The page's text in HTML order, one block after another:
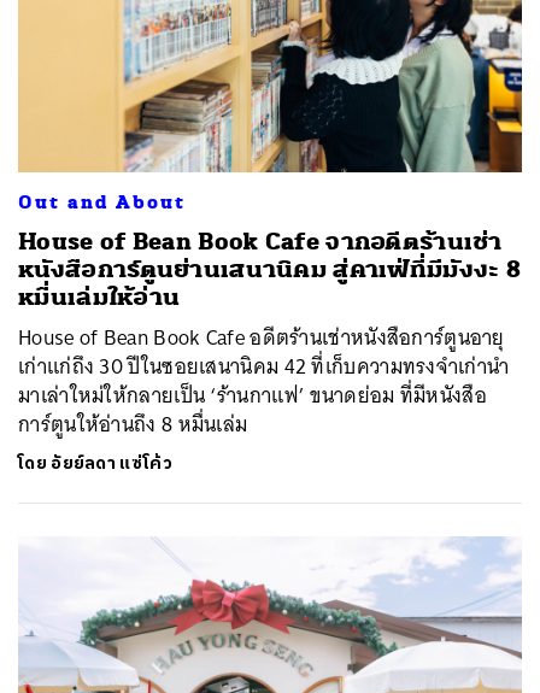
Out and About
House of Bean Book Cafe จากอดีตร้านเช่า
หนังสือการ์ตูนย่านเสนานิคม สู่คาเฟ่ที่มีมังงะ 8
หมื่นเล่มให้อ่าน
House of Bean Book Cafe อดีตร้านเช่าหนังสือการ์ตูนอายุ
เก่าแก่ถึง 30 ปีในซอยเสนานิคม 42 ที่เก็บความทรงจำเก่านำ
มาเล่าใหม่ให้กลายเป็น ‘ร้านกาแฟ’ ขนาดย่อม ที่มีหนังสือ
การ์ตูนให้อ่านถึง 8 หมื่นเล่ม
โดย อัยย์ลดา แซ่โค้ว